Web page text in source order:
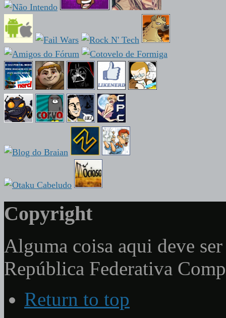
Copyright
Alguma coisa aqui deve
República Federativa
Return to top